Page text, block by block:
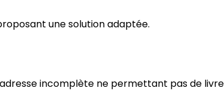
une solution adaptée.
adresse incomplète ne permettant pas de